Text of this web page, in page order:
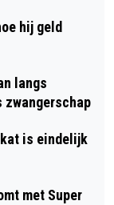
hij geld
langs
zwangerschap
kat is eindelijk
met Super